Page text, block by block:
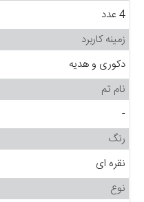
4 عدد
زمینه کاربرد
دکوری و هدیه
نام تم
-
رنگ
نقره ای
نوع